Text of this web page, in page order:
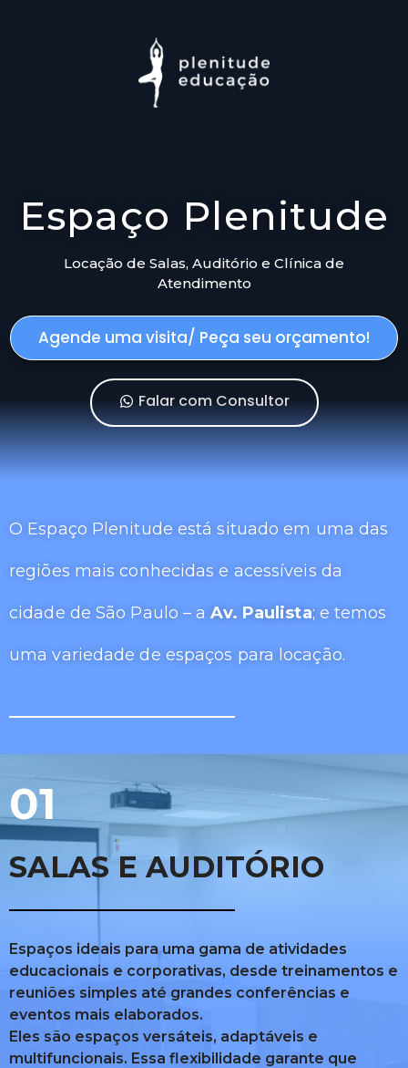
Espaço Plenitude
Locação de Salas, Auditório e Clínica de
Atendimento
Agende uma visita/ Peça seu orçamento!
Falar com Consultor
O Espaço Plenitude está situado em uma das
regiões mais conhecidas e acessíveis da
cidade de São Paulo – a Av. Paulista; e temos
uma variedade de espaços para locação.
01
SALAS E AUDITÓRIO
Espaços ideais para uma gama de atividades
educacionais e corporativas, desde treinamentos e
reuniões simples até grandes conferências e
eventos mais elaborados.
Eles são espaços versáteis, adaptáveis e
multifuncionais. Essa flexibilidade garante que